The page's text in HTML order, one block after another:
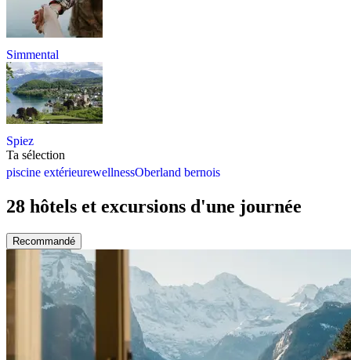
Simmental
Spiez
Ta sélection
piscine extérieurewellnessOberland bernois
28 hôtels et excursions d'une journée
Recommandé